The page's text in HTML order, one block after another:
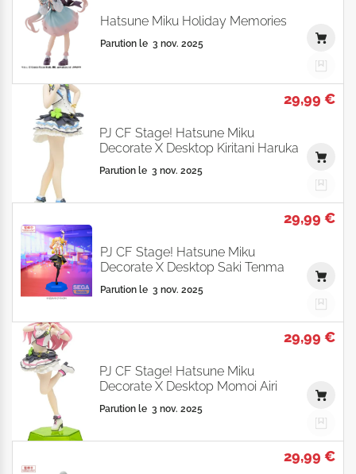
Hatsune Miku Holiday Memories
Parution le 3 nov. 2025
29,99 €
PJ CF Stage! Hatsune Miku
Decorate X Desktop Kiritani Haruka
Parution le 3 nov. 2025
29,99 €
PJ CF Stage! Hatsune Miku
Decorate X Desktop Saki Tenma
Parution le 3 nov. 2025
29,99 €
PJ CF Stage! Hatsune Miku
Decorate X Desktop Momoi Airi
Parution le 3 nov. 2025
29,99 €